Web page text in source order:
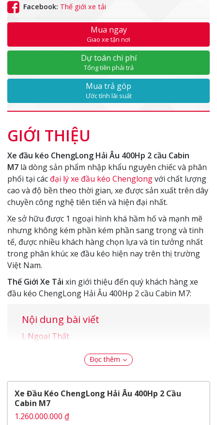
Facebook: Thế giới xe tải
Mua ngay
Giao xe tận nơi
Dự toán chi phí
Tổng tiền phải trả
Mua trả góp
Ước tính lãi suất
GIỚI THIỆU
Xe đầu kéo ChengLong Hải Âu 400Hp 2 cầu Cabin
M7 là dòng sản phẩm nhập khẩu nguyên chiếc và phân
phối tại các đại lý xe đầu kéo Chenglongvới chất lượng
cao và độ bền theo thời gian, xe được sản xuất trên dây
chuyền công nghệ tiên tiến và hiện đại nhất.
Xe sở hữu được 1 ngoại hình khá hầm hố và mạnh mẽ
nhưng không kém phần kém phần sang trọng và tinh
tế, được nhiều khách hàng chọn lựa và tin tưởng nhất
trong phân khúc xe đầu kéo hiện nay trên thị trường
Việt Nam.
Thế Giới Xe Tải xin giới thiệu đến quý khách hàng xe
đầu kéo ChengLong Hải Âu 400Hp 2 cầu Cabin M7:
Nội dung bài viết
Ngoại Thất
Gương chiếu hậu
Vận hành
Thông số kỹ thuật
Động cơ
Cabin
Đọc thêm
Xe Đầu Kéo ChengLong Hải Âu 400Hp 2 Cầu
Cabin M7
1.260.000.000 ₫